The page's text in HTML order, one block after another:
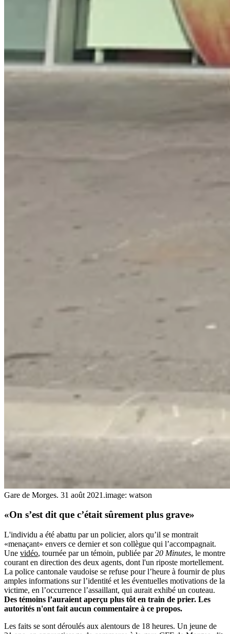
Gare de Morges. 31 août 2021.image: watson
«On s’est dit que c’était sûrement plus grave»
L'individu a été abattu par un policier, alors qu’il se montrait
«menaçant» envers ce dernier et son collègue qui l’accompagnait.
Une vidéo, tournée par un témoin, publiée par20 Minutes, le montre
courant en direction des deux agents, dont l'un riposte mortellement.
La police cantonale vaudoise se refuse pour l’heure à fournir de plus
amples informations sur l’identité et les éventuelles motivations de la
victime, en l’occurrence l’assaillant, qui aurait exhibé un couteau.
Des témoins l’auraient aperçu plus tôt en train de prier. Les
autorités n'ont fait aucun commentaire à ce propos.
Les faits se sont déroulés aux alentours de 18 heures. Un jeune de